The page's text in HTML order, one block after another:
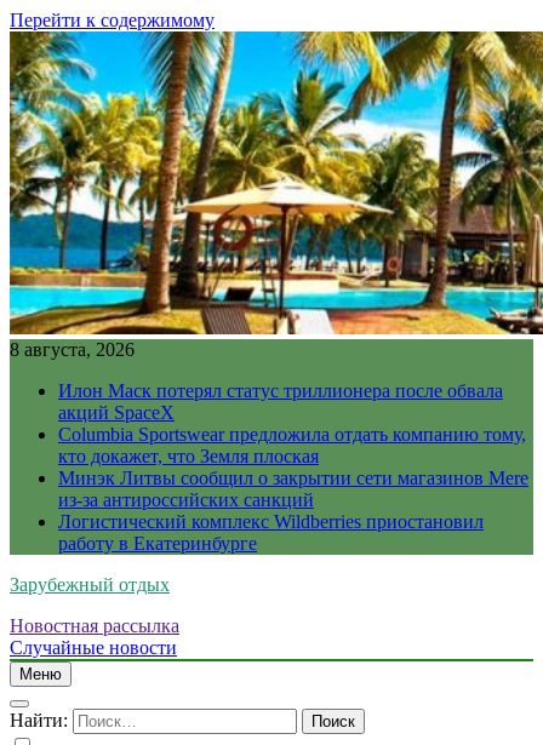
Перейти к содержимому
8 августа, 2026
Илон Маск потерял статус триллионера после обвала
акций SpaceX
Columbia Sportswear предложила отдать компанию тому,
кто докажет, что Земля плоская
Минэк Литвы сообщил о закрытии сети магазинов Mere
из-за антироссийских санкций
Логистический комплекс Wildberries приостановил
работу в Екатеринбурге
Зарубежный отдых
Новостная рассылка
Случайные новости
Меню
Найти: